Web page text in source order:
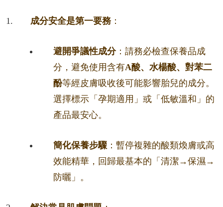
成分安全是第一要務：
避開爭議性成分：請務必檢查保養品成
分，避免使用含有A酸、水楊酸、對苯二
酚等經皮膚吸收後可能影響胎兒的成分。
選擇標示「孕期適用」或「低敏溫和」的
產品最安心。
簡化保養步驟 ：暫停複雜的酸類煥膚或高
效能精華，回歸最基本的「清潔→保濕→
防曬」。